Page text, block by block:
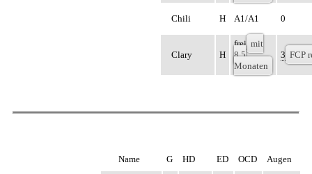
Chili H A1/A1 0
Clary H
frei mit
8,5
Monaten
3 FCP
Name G HD ED OCD Augen